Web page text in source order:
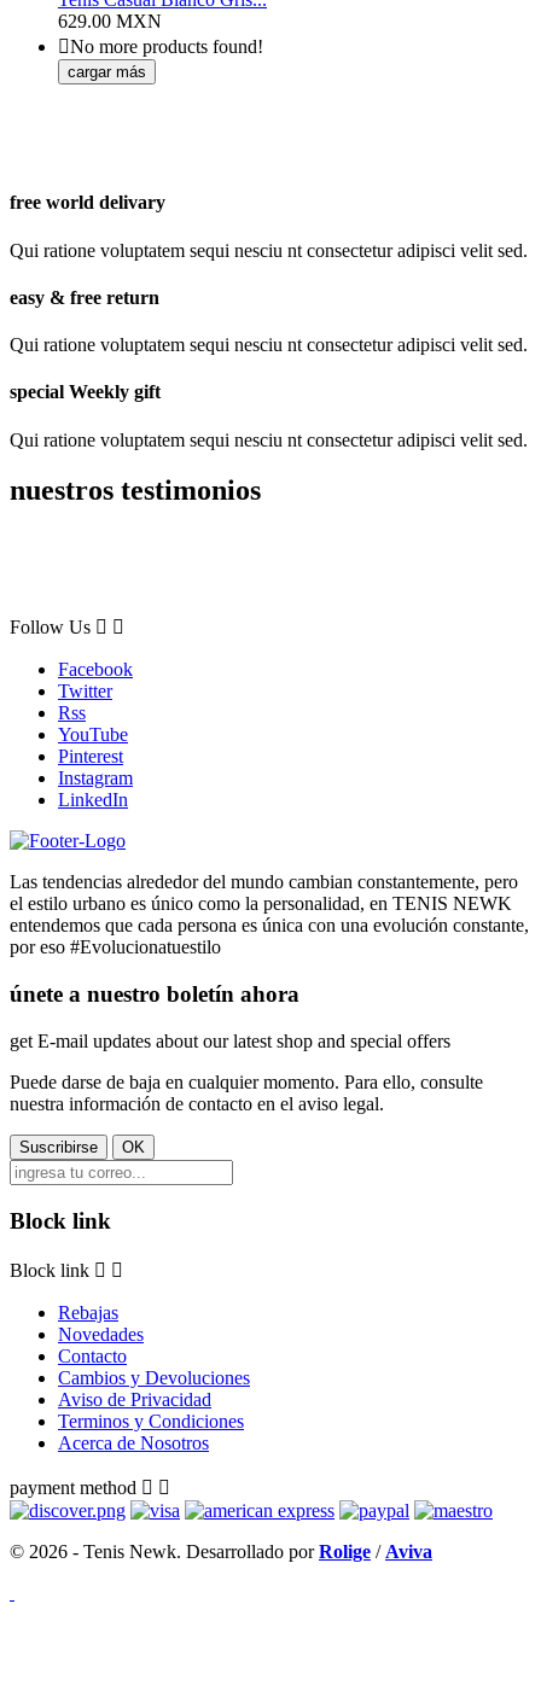
629.00 MXN
No more products found!
cargar más
free world delivary
Qui ratione voluptatem sequi nesciu nt consectetur adipisci velit sed.
easy & free return
Qui ratione voluptatem sequi nesciu nt consectetur adipisci velit sed.
special Weekly gift
Qui ratione voluptatem sequi nesciu nt consectetur adipisci velit sed.
nuestros testimonios
Follow Us  
Facebook
Twitter
Rss
YouTube
Pinterest
Instagram
LinkedIn
Las tendencias alrededor del mundo cambian constantemente, pero
el estilo urbano es único como la personalidad, en TENIS NEWK
entendemos que cada persona es única con una evolución constante,
por eso #Evolucionatuestilo
únete a nuestro boletín ahora
get E-mail updates about our latest shop and special offers
Puede darse de baja en cualquier momento. Para ello, consulte
nuestra información de contacto en el aviso legal.
Block link
Block link  
Rebajas
Novedades
Contacto
Cambios y Devoluciones
Aviso de Privacidad
Terminos y Condiciones
Acerca de Nosotros
payment method  
© 2026 - Tenis Newk. Desarrollado porRolige / Aviva